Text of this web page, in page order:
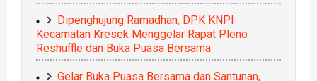
Dipenghujung Ramadhan, DPK KNPI
Kecamatan Kresek Menggelar Rapat Pleno
Reshuffle dan Buka Puasa Bersama
Gelar Buka Puasa Bersama dan Santunan,